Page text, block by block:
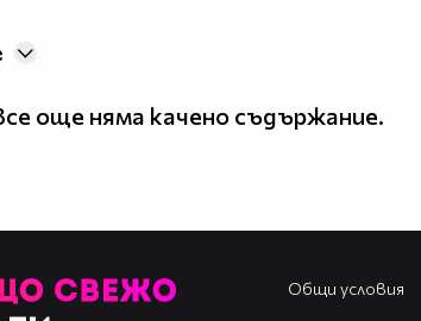
още няма качено съдържание.
Общи условия